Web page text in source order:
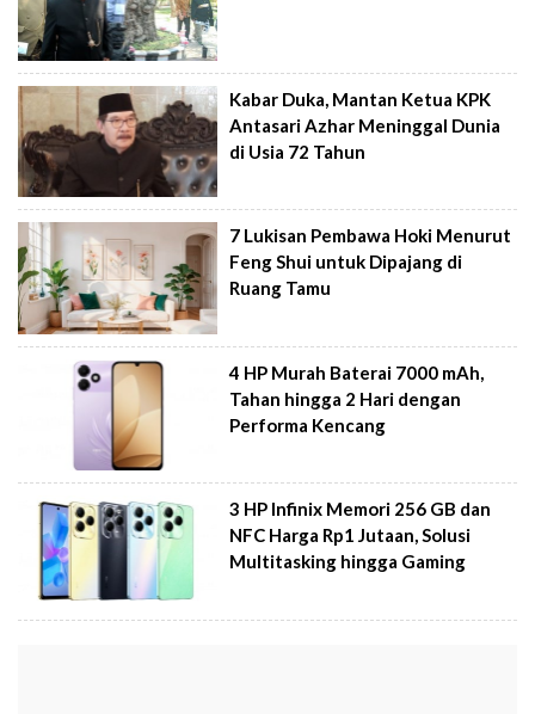
Kabar Duka, Mantan Ketua KPK
Antasari Azhar Meninggal Dunia
di Usia 72 Tahun
7 Lukisan Pembawa Hoki Menurut
Feng Shui untuk Dipajang di
Ruang Tamu
4 HP Murah Baterai 7000 mAh,
Tahan hingga 2 Hari dengan
Performa Kencang
3 HP Infinix Memori 256 GB dan
NFC Harga Rp1 Jutaan, Solusi
Multitasking hingga Gaming